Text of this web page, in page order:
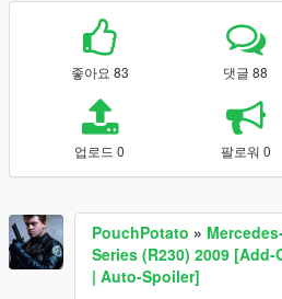
좋아요 83 댓글 88
업로드 0 팔로워 0
PouchPotato »
Series (R230) 2009
| Auto-Spoiler]